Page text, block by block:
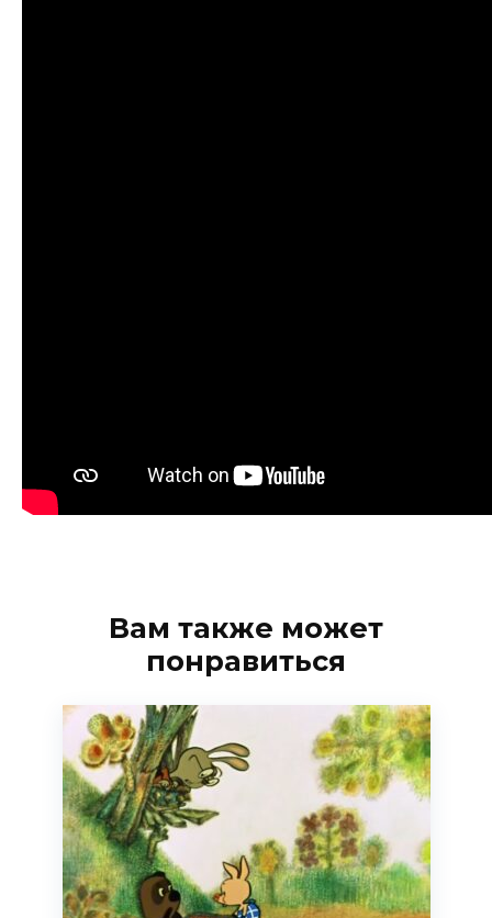
Вам также может
понравиться